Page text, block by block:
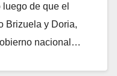
de que el
Brizuela y Doria,
nacional…